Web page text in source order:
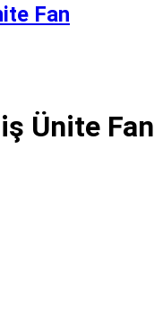
Fan
Ünite Fan